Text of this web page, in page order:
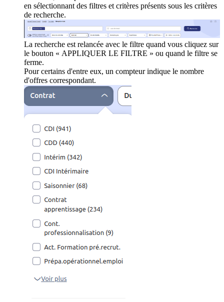
en sélectionnant des filtres et critères présents sous les critères
de recherche.
La recherche est relancée avec le filtre quand vous cliquez sur
le bouton « APPLIQUER LE FILTRE » ou quand le filtre se
ferme.
Pour certains d'entre eux, un compteur indique le nombre
d'offres correspondant.